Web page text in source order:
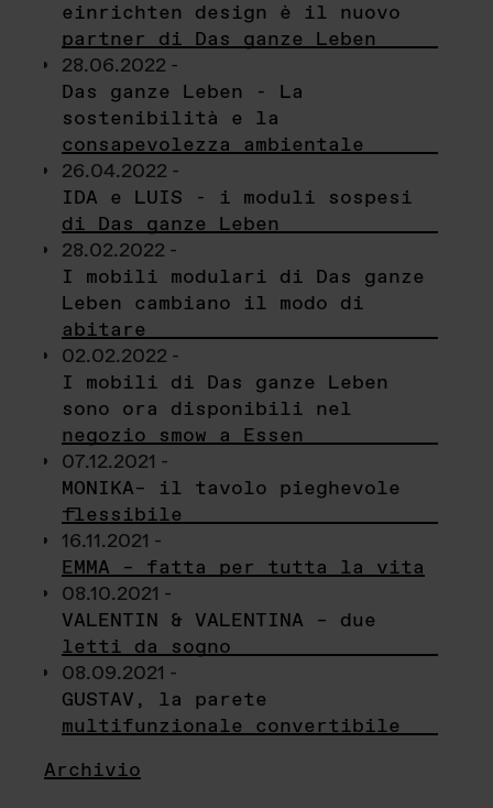
einrichten design è il nuovo
partner di Das ganze Leben
28.06.2022 -
Das ganze Leben - La
sostenibilità e la
consapevolezza ambientale
26.04.2022 -
IDA e LUIS - i moduli sospesi
di Das ganze Leben
28.02.2022 -
I mobili modulari di Das ganze
Leben cambiano il modo di
abitare
02.02.2022 -
I mobili di Das ganze Leben
sono ora disponibili nel
negozio smow a Essen
07.12.2021 -
MONIKA– il tavolo pieghevole
flessibile
16.11.2021 -
EMMA – fatta per tutta la vita
08.10.2021 -
VALENTIN & VALENTINA – due
letti da sogno
08.09.2021 -
GUSTAV, la parete
multifunzionale convertibile
Archivio